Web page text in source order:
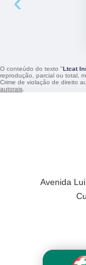
O conteúdo do texto "Ltcat
reprodução, parcial ou total,
Crime de violação de direito
autorais.
Avenida